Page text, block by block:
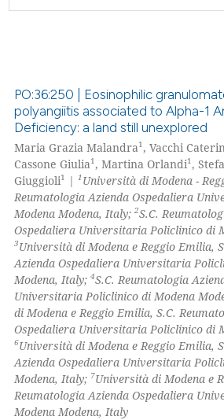
PO:36:250 | Eosinophilic
polyangiitis associated to Alpha-1
Deficiency: a land still unexplored
Maria Grazia Malandra1, Vacchi
Cassone Giulia1, Martina Orlandi1,
Giuggioli1 |1 Università di Modena -
Reumatologia Azienda Ospedaliera
Modena Modena, Italy;2S.C.
Ospedaliera Universitaria Policlinico di
3Università di Modena e Reggio Emilia,
Azienda Ospedaliera Universitaria
Modena, Italy;4S.C. Reumatologia
Universitaria Policlinico di Modena
di Modena e Reggio Emilia, S.C.
Ospedaliera Universitaria Policlinico di
6Università di Modena e Reggio Emilia,
Azienda Ospedaliera Universitaria
Modena, Italy; 7Università di Modena e
Reumatologia Azienda Ospedaliera
Modena Modena, Italy